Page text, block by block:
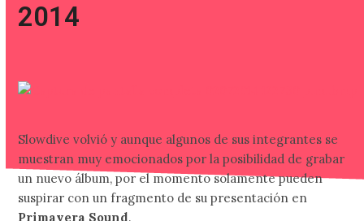
2014
Slowdive volvió y aunque algunos de sus integrantes se
muestran muy emocionados por la posibilidad de grabar
un nuevo álbum, por el momento solamente pueden
suspirar con un fragmento de su presentación en
Primavera Sound.